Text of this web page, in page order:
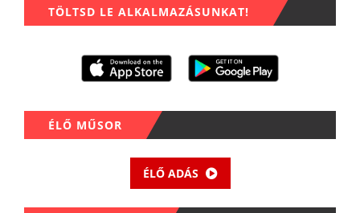
TÖLTSD LE ALKALMAZÁSUNKAT!
ÉLŐ MŰSOR
ÉLŐ ADÁS